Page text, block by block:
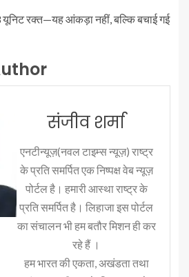
रक्त—यह आंकड़ा नहीं, बल्कि बचाई गई
संजीव शर्मा
एनटीन्यूज़(नवल टाइम्स न्यूज़) राष्ट्र
के प्रति समर्पित एक निष्पक्ष वेब न्यूज़
पोर्टल है। हमारी आस्था राष्ट्र के
प्रति समर्पित है। लिहाजा इस पोर्टल
का संचालन भी हम बतौर मिशन ही कर
रहे हैं ।
हम भारत की एकता, अखंडता तथा